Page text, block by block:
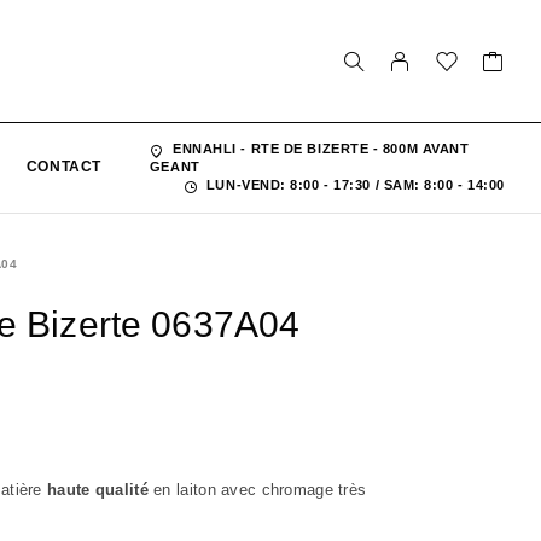
CONTACT
ENNAHLI - RTE DE BIZERTE - 800M AVANT
GEANT
LUN-VEND: 8:00 - 17:30 / SAM: 8:00 - 14:00
Bizerte 0637A04
haute qualitéen laiton avec chromage très